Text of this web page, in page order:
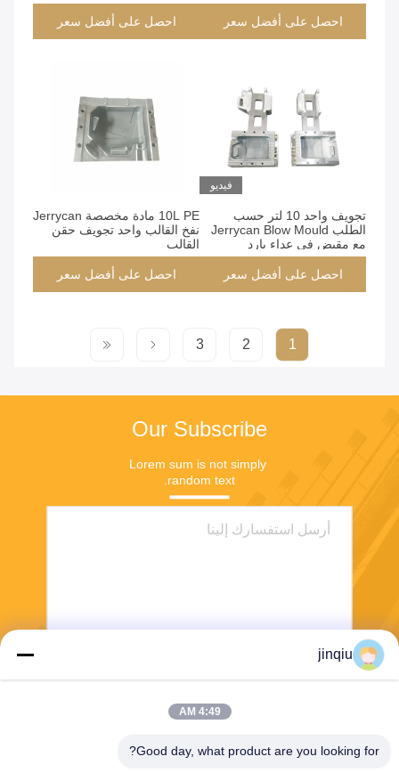
احصل على أفضل سعر احصل على أفضل سعر
فيديو
تجويف واحد 10 لتر حسب
الطلب Jerrycan Blow Mould
مع مقبض في عداء بارد
احصل على أفضل سعر
10L PE مادة مخصصة Jerrycan
نفخ القالب واحد تجويف حقن
القالب
احصل على أفضل سعر
1
2
3
Our Subscribe
Lorem sum is not simply
random text.
ارسل
jinqiu
4:49 AM
Good day, what product are you looking for?